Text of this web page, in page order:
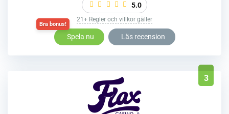
5.0
21+ Regler och villkor gäller
Spela nu Läs recension
3